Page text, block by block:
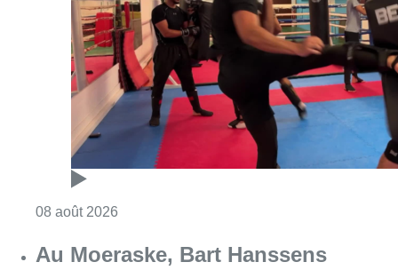
08 août 2026
Au Moeraske, Bart Hanssens